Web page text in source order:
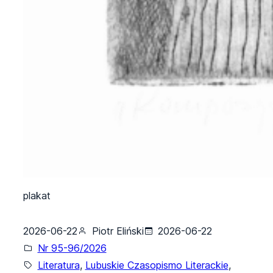
plakat
2026-06-22 Piotr Eliński
2026-06-22
Nr 95-96/2026
Literatura, Lubuskie Czasopismo Literackie,